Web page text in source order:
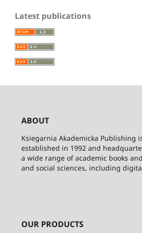
Latest publications
ABOUT
Ksiegarnia Akademicka
established in 1992 and
a wide range of academic books
and social sciences, including
OUR PRODUCTS